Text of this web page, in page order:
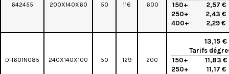
642455 200X140X60 50 116 600
150+
2,57 €
250+
2,43 €
400+
2,29 €
DH601N085 240X140X100 50 129 200
13,15 €
Tarifs
150+
11,83 €
250+
11,17 €